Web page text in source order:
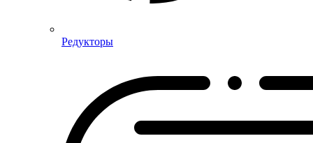
Редукторы